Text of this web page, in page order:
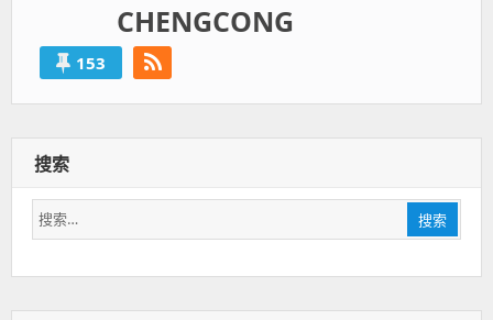
CHENGCONG
153
搜索
搜
索：
搜索